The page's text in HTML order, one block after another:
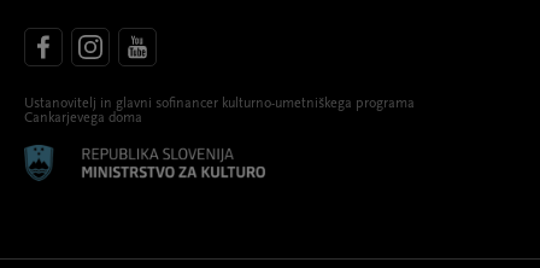
Ustanovitelj in glavni sofinancer kulturno-umetniškega programa
Cankarjevega doma